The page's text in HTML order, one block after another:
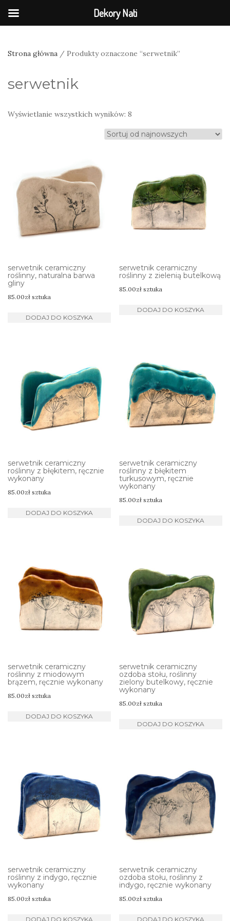
Strona główna / Produkty oznaczone “serwetnik”
serwetnik
Wyświetlanie wszystkich wyników: 8
według
najnowszych
serwetnik ceramiczny
roślinny, naturalna barwa
gliny
85.00zł sztuka
DODAJ DO KOSZYKA
serwetnik ceramiczny
roślinny z zielenią butelkową
85.00zł sztuka
DODAJ DO KOSZYKA
serwetnik ceramiczny
roślinny z błękitem, ręcznie
wykonany
85.00zł sztuka
DODAJ DO KOSZYKA
serwetnik ceramiczny
roślinny z błękitem
turkusowym, ręcznie
wykonany
85.00zł sztuka
DODAJ DO KOSZYKA
serwetnik ceramiczny
roślinny z miodowym
brązem, ręcznie wykonany
85.00zł sztuka
DODAJ DO KOSZYKA
serwetnik ceramiczny
ozdoba stołu, roślinny
zielony butelkowy, ręcznie
wykonany
85.00zł sztuka
DODAJ DO KOSZYKA
serwetnik ceramiczny
roślinny z indygo, ręcznie
wykonany
85.00zł sztuka
DODAJ DO KOSZYKA
serwetnik ceramiczny
ozdoba stołu, roślinny z
indygo, ręcznie wykonany
85.00zł sztuka
DODAJ DO KOSZYKA
Dekory Nati